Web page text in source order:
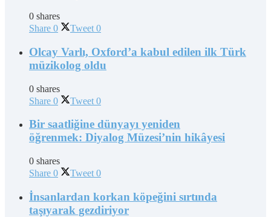
0 shares
Share 0 Tweet 0
Olcay Varlı, Oxford’a kabul edilen ilk Türk
müzikolog oldu
0 shares
Share 0 Tweet 0
Bir saatliğine dünyayı yeniden
öğrenmek: Diyalog Müzesi’nin hikâyesi
0 shares
Share 0 Tweet 0
İnsanlardan korkan köpeğini sırtında
taşıyarak gezdiriyor